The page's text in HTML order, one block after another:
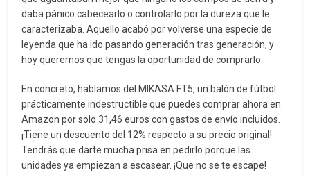
daba pánico cabecearlo o controlarlo por la dureza que le
caracterizaba. Aquello acabó por volverse una especie de
leyenda que ha ido pasando generación tras generación, y
hoy queremos que tengas la oportunidad de comprarlo.
En concreto, hablamos del MIKASA FT5, un balón de fútbol
prácticamente indestructible que puedes comprar ahora en
Amazon por solo 31,46 euros con gastos de envío incluidos.
¡Tiene un descuento del 12% respecto a su precio original!
Tendrás que darte mucha prisa en pedirlo porque las
unidades ya empiezan a escasear. ¡Que no se te escape!